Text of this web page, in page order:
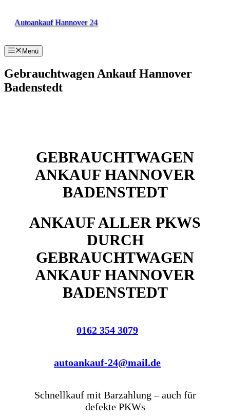
InhaltAutoankauf Hannover 24
Menü
Gebrauchtwagen Ankauf Hannover
Badenstedt
GEBRAUCHTWAGEN
ANKAUF HANNOVER
BADENSTEDT
ANKAUF ALLER PKWS
DURCH
GEBRAUCHTWAGEN
ANKAUF HANNOVER
BADENSTEDT
0162 354 3079
autoankauf-24@mail.de
Schnellkauf mit Barzahlung – auch für
defekte PKWs